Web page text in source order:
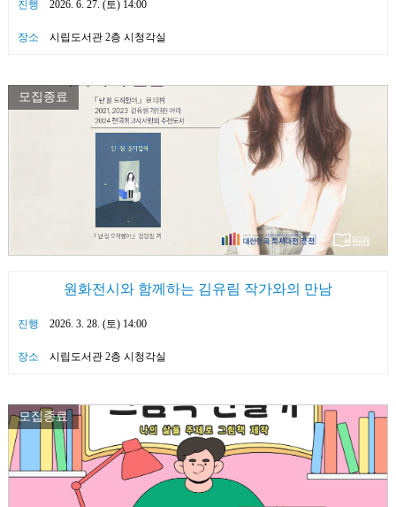
진행 2026. 6. 27. (토) 14:00
장소 시립도서관 2층 시청각실
모집종료
원화전시와 함께하는 김유림 작가와의 만남
진행 2026. 3. 28. (토) 14:00
장소 시립도서관 2층 시청각실
모집종료